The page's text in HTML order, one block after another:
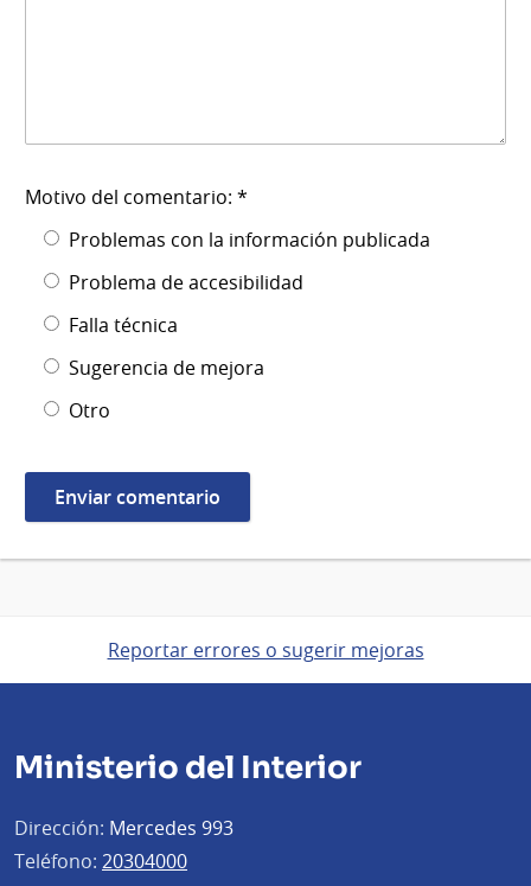
Motivo del comentario: *
Problemas con la información publicada
Problema de accesibilidad
Falla técnica
Sugerencia de mejora
Otro
Reportar errores o sugerir mejoras
Ministerio del Interior
Dirección: Mercedes 993
Teléfono: 20304000